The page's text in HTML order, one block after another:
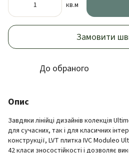
кв.м
Замовити
До обраного
Опис
Завдяки лінійці дизайнів колекція
для сучасних, так і для класичних
конструкції, LVT плитка IVC Moduleo
42 класи зносостійкості і дозволяє